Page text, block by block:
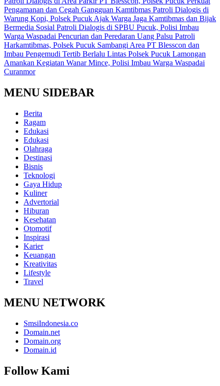
Pengamanan dan Cegah Gangguan Kamtibmas Patroli Dialogis di
Warung Kopi, Polsek Pucuk Ajak Warga Jaga Kamtibmas dan Bijak
Bermedia Sosial Patroli Dialogis di SPBU Pucuk, Polisi Imbau
Warga Waspadai Pencurian dan Peredaran Uang Palsu Patroli
Harkamtibmas, Polsek Pucuk Sambangi Area PT Blesscon dan
Imbau Pengemudi Tertib Berlalu Lintas Polsek Pucuk Lamongan
Amankan Kegiatan Wanar Mince, Polisi Imbau Warga Waspadai
Curanmor
MENU SIDEBAR
Berita
Ragam
Edukasi
Edukasi
Olahraga
Destinasi
Bisnis
Teknologi
Gaya Hidup
Kuliner
Advertorial
Hiburan
Kesehatan
Otomotif
Inspirasi
Karier
Keuangan
Kreativitas
Lifestyle
Travel
MENU NETWORK
SmsiIndonesia.co
Domain.net
Domain.org
Domain.id
Follow Kami